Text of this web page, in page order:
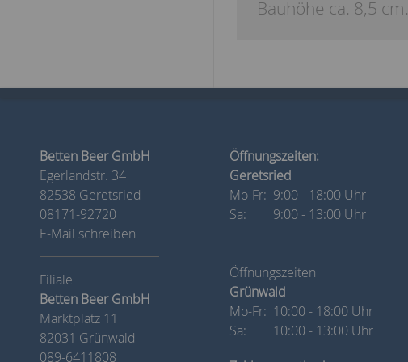
Bauhöhe ca. 8,5 cm.
Betten Beer GmbH
Egerlandstr. 34
82538 Geretsried
08171-92720
E-Mail schreiben
Betten Beer GmbH
Marktplatz 11
82031 Grünwald
089-6411808
Öffnungszeiten:
Geretsried
Mo-Fr: 9:00 - 18:00 Uhr
Sa:
9:00 - 13:00 Uhr
Öffnungszeiten
Grünwald
Mo-Fr: 10:00 - 18:00 Uhr
Sa:
10:00 - 13:00 Uhr